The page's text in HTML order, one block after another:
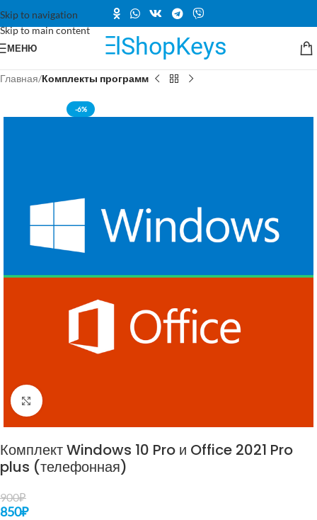
Skip to navigation
Skip to main content
МЕНЮ
Главная Комплекты программ
-6%
Нажмите, чтобы увеличить
Комплект Windows 10 Pro и Office 2021 Pro
plus (телефонная)
900₽
850₽